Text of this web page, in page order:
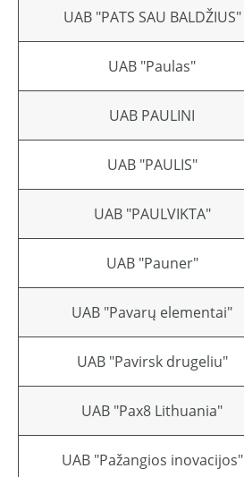
UAB "PATS SAU BALDŽIUS"
UAB "Paulas"
UAB PAULINI
UAB "PAULIS"
UAB "PAULVIKTA"
UAB "Pauner"
UAB "Pavarų elementai"
UAB "Pavirsk drugeliu"
UAB "Pax8 Lithuania"
UAB "Pažangios inovacijos"